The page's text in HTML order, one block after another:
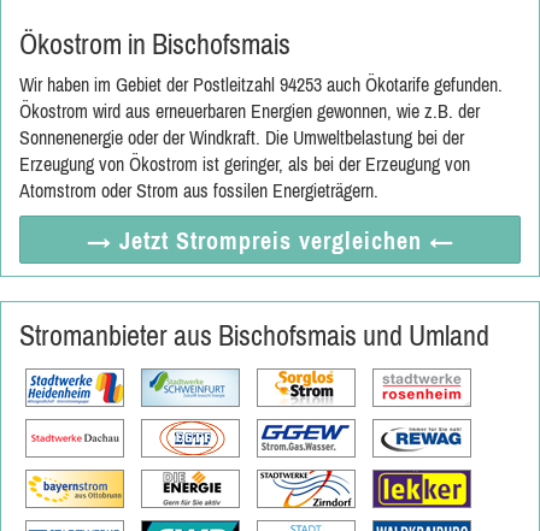
Ökostrom in Bischofsmais
Wir haben im Gebiet der Postleitzahl 94253 auch Ökotarife gefunden.
Ökostrom wird aus erneuerbaren Energien gewonnen, wie z.B. der
Sonnenenergie oder der Windkraft. Die Umweltbelastung bei der
Erzeugung von Ökostrom ist geringer, als bei der Erzeugung von
Atomstrom oder Strom aus fossilen Energieträgern.
→ Jetzt Strompreis vergleichen ←
Stromanbieter aus Bischofsmais und Umland